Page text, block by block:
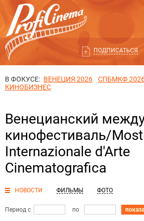
ПОДПИСАТЬСЯ
В ФОКУСЕ: ВЕНЕЦИЯ 2026 СПБМКФ
КИНОБИЗНЕС
Венецианский
кинофестиваль/
Internazionale d'Arte
Cinematografica
НОВОСТИ ФИЛЬМЫ ФОТО
Период с по